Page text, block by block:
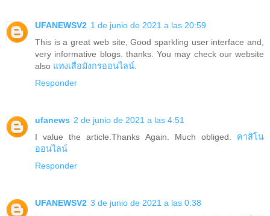
UFANEWSV2 1 de junio de 2021 a las 20:59
This is a great web site, Good sparkling user interface and,
very informative blogs. thanks. You may check our website
also แทงเสือมังกรออนไลน์.
Responder
ufanews 2 de junio de 2021 a las 4:51
I value the article.Thanks Again. Much obliged. คาสิโน
ออนไลน์
Responder
UFANEWSV2 3 de junio de 2021 a las 0:38